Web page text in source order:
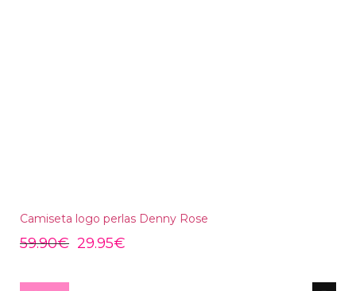
Camiseta logo perlas Denny Rose
59.90€ 29.95€